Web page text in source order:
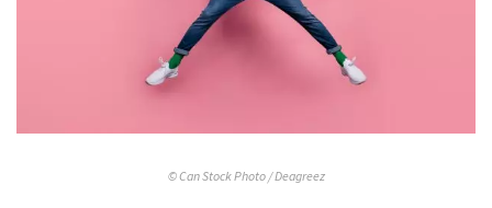
© Can Stock Photo / Deagreez